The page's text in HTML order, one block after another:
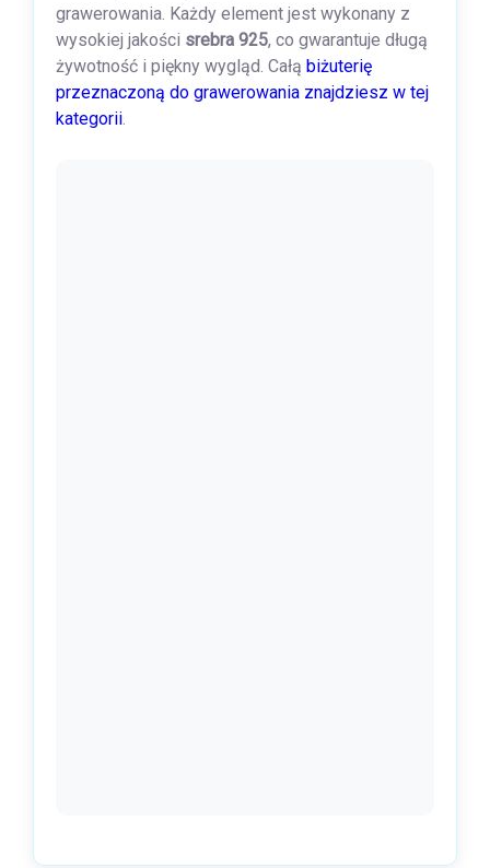
grawerowania. Każdy element jest wykonany z
wysokiej jakości srebra 925, co gwarantuje długą
żywotność i piękny wygląd. Całą biżuterię
przeznaczoną do grawerowania znajdziesz w tej
kategorii.